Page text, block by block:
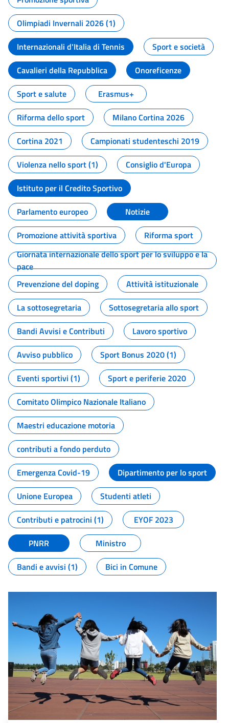
Olimpiadi Invernali 2026 (1)
Internazionali d'Italia di Tennis
Sport e società
Cavalieri della Repubblica
Onoreficenze
Sport e salute
Erasmus+
Riforma dello sport
Milano Cortina 2026
Cortina 2021
Campionati studenteschi 2019
Violenza nello sport (1)
Consiglio d'Europa
Istituto per il Credito Sportivo
Parlamento europeo
Notizie
Promozione attività sportiva
Riforma sport
Giornata internazionale dello sport per lo sviluppo e la
pace
Prevenzione del doping
Attività istituzionale
La sottosegretaria
Sottosegretaria allo sport
Bandi Avvisi e Contributi
Lavoro sportivo
Avviso pubblico
Sport Bonus 2020 (1)
Eventi sportivi (1)
Sport e periferie 2020
Comitato Olimpico Nazionale Italiano
Maestri educazione motoria
contributi a fondo perduto
Emergenza Covid-19
Dipartimento per lo sport
Unione Europea
Studenti atleti
Contributi e patrocini (1)
EYOF 2023
PNRR
Ministro
Bandi e avvisi (1)
Bici in Comune